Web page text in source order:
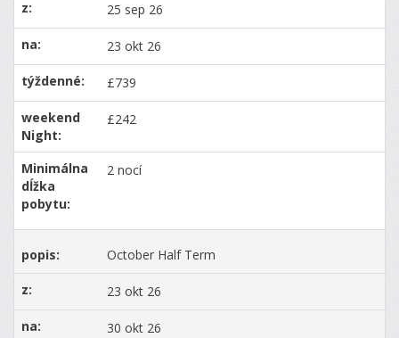
25 sep 26
23 okt 26
£739
£242
2 nocí
October Half Term
23 okt 26
30 okt 26